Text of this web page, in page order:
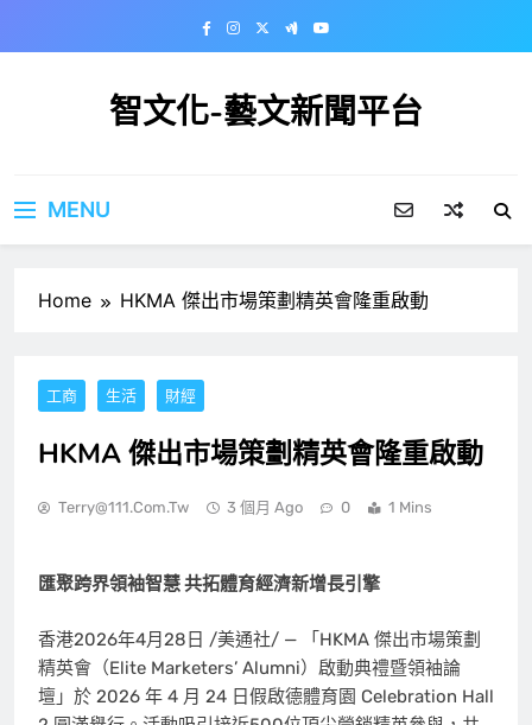
智文化-藝文新聞平台
MENU
Home HKMA 傑出市場策劃精英會隆重啟動
工商 生活 財經
HKMA 傑出市場策劃精英會隆重啟動
Terry@111.com.tw 3 個月 Ago 0 1 Mins
匯聚跨界領袖智慧 共拓體育經濟新增長引擎
香港2026年4月28日 /美通社/ — 「HKMA 傑出市場策劃
精英會（Elite Marketers’ Alumni）啟動典禮暨領袖論
壇」於 2026 年 4 月 24 日假啟德體育園 Celebration Hall